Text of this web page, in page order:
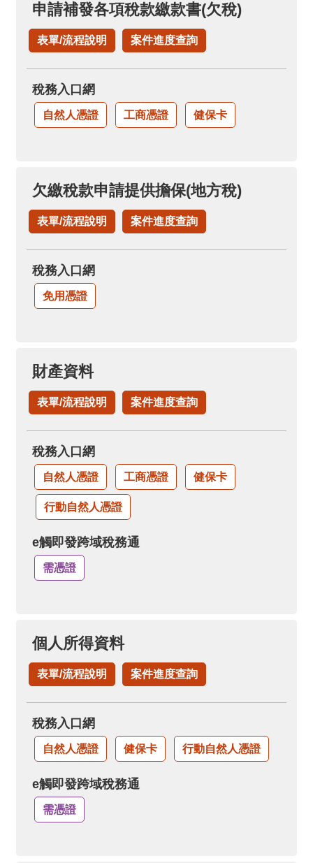
申請補發各項稅款繳款書(欠稅)
表單/流程說明 案件進度查詢
稅務入口網
自然人憑證 工商憑證 健保卡
欠繳稅款申請提供擔保(地方稅)
表單/流程說明 案件進度查詢
稅務入口網
免用憑證
財產資料
表單/流程說明 案件進度查詢
稅務入口網
自然人憑證 工商憑證 健保卡
行動自然人憑證
e觸即發跨域稅務通
需憑證
個人所得資料
表單/流程說明 案件進度查詢
稅務入口網
自然人憑證 健保卡 行動自然人憑證
e觸即發跨域稅務通
需憑證